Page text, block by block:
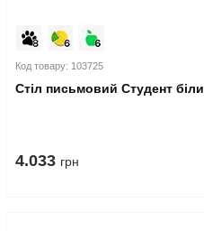
Код товару: 103725
Стіл письмовий Студент
4.033 грн